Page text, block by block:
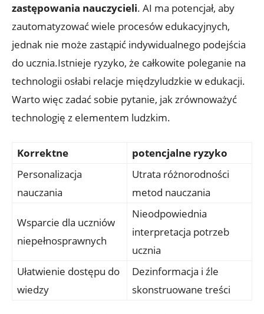
zastępowania nauczycieli. AI ma potencjał, aby
zautomatyzować wiele procesów edukacyjnych,
jednak nie może zastąpić indywidualnego podejścia
do ucznia.Istnieje ryzyko, że całkowite poleganie na
technologii osłabi relacje międzyludzkie w edukacji.
Warto więc zadać sobie pytanie, jak zrównoważyć
technologię z elementem ludzkim.
Korrektne
potencjalne ryzyko
Personalizacja
nauczania
Utrata różnorodności
metod nauczania
Wsparcie dla uczniów
niepełnosprawnych
Nieodpowiednia
interpretacja potrzeb
ucznia
Ułatwienie dostępu do
wiedzy
Dezinformacja i źle
skonstruowane treści